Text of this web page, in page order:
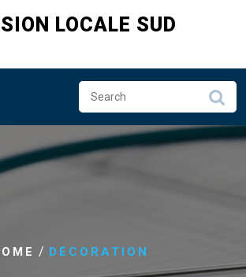
LOCALE SUD
/ DECORATION